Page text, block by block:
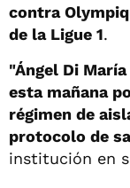
contra
de la Ligue 1.
"Ángel Di
esta mañana
régimen de
protocolo de
institución en